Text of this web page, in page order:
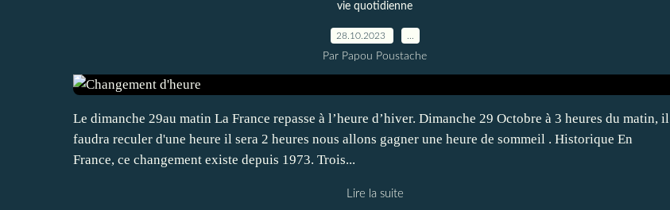
vie quotidienne
28.10.2023
Par Papou Poustache
Le dimanche 29au matin La France repasse à l’heure d’hiver. Dimanche 29 Octobre à 3 heures du matin, il
faudra reculer d'une heure il sera 2 heures nous allons gagner une heure de sommeil . Historique En
France, ce changement existe depuis 1973. Trois...
Lire la suite